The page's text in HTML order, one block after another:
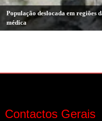
População deslocada em regiões
médica
Contactos Gerais